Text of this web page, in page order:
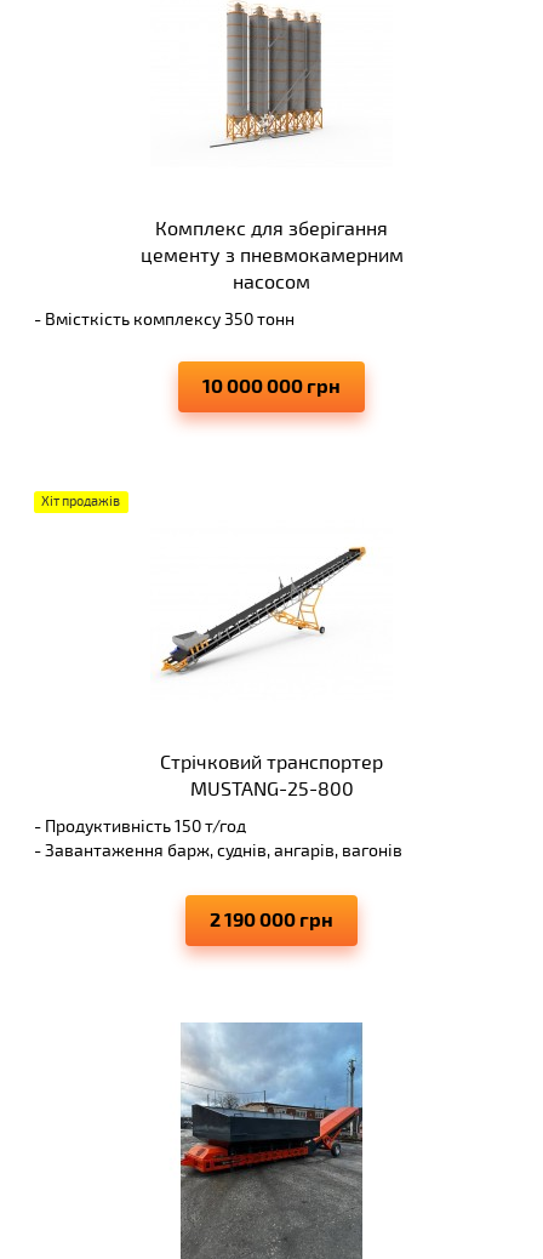
Комплекс для зберігання
цементу з пневмокамерним
насосом
10 000 000 грн
- Вмісткість комплексу 350 тонн
- Товщина стінки конусу 8 мм / бочки 6 мм
- Діаметр банки 3 380 мм
- Діаметр труби закачки 102 мм
Хіт продажів
Стрічковий транспортер
MUSTANG-25-800
2 190 000 грн
- Продуктивність 150 т/год
- Завантаження барж, суднів, ангарів, вагонів
- Виключає просипання матеріалів, що переміщуються